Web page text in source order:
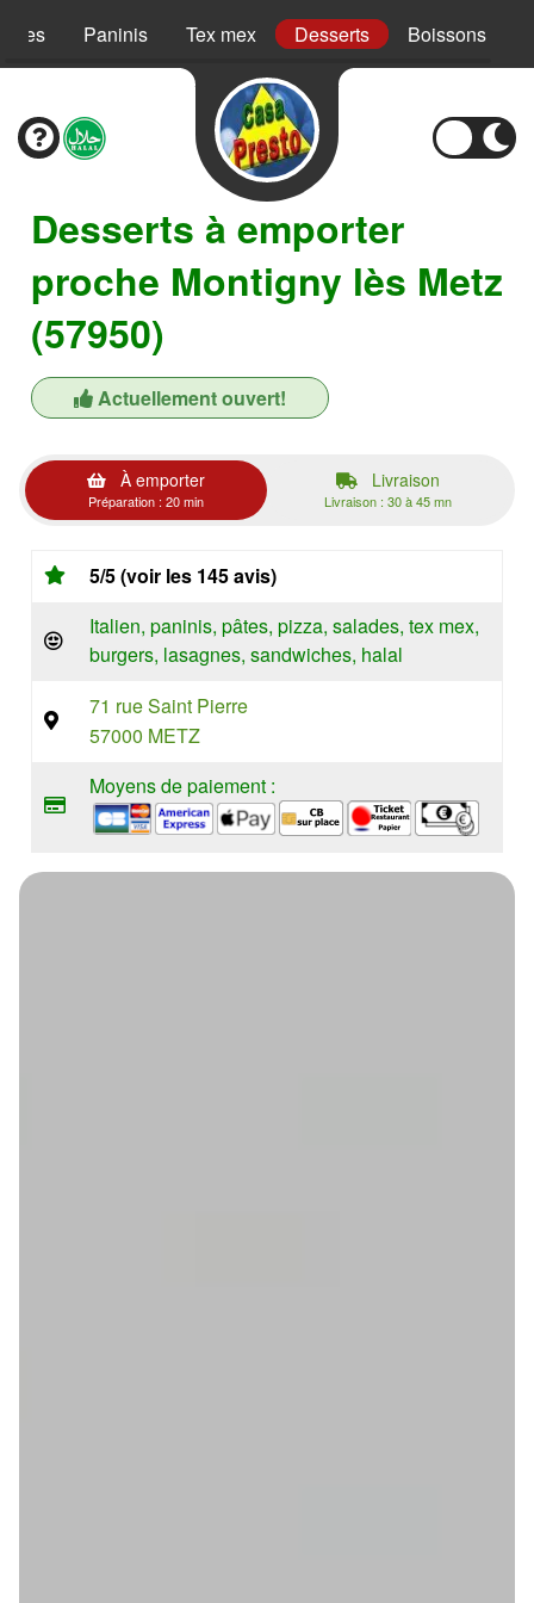
Paninis Tex mex Desserts Boissons
Desserts à emporter
proche Montigny lès Metz
(57950)
Actuellement ouvert!
À emporter
Préparation : 20 min
Livraison
Livraison : 30 à 45 mn
5/5 (voir les 145 avis)
Italien, paninis, pâtes, pizza, salades, tex mex,
burgers, lasagnes, sandwiches, halal
71 rue Saint Pierre
57000 METZ
Moyens de paiement :